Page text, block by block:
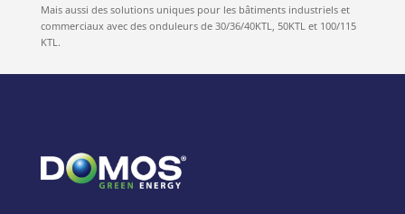
Mais aussi des solutions uniques pour les bâtiments industriels et
commerciaux avec des onduleurs de 30/36/40KTL, 50KTL et 100/115
KTL.